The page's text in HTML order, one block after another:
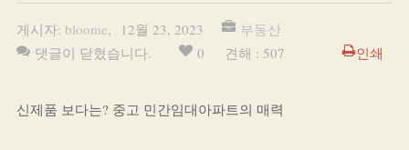
게시자: bloome, 12월 23, 2023
부동산
댓글이 닫혔습니다.
0 견해 : 507 인쇄
신제품 보다는? 중고 민간임대아파트의 매력